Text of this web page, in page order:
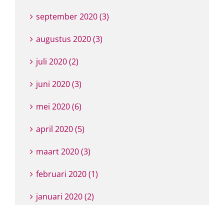
september 2020 (3)
augustus 2020 (3)
juli 2020 (2)
juni 2020 (3)
mei 2020 (6)
april 2020 (5)
maart 2020 (3)
februari 2020 (1)
januari 2020 (2)